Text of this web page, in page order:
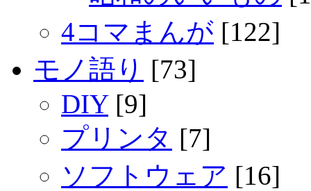
4コマまんが [122]
モノ語り [73]
DIY[9]
プリンタ [7]
ソフトウェア [16]